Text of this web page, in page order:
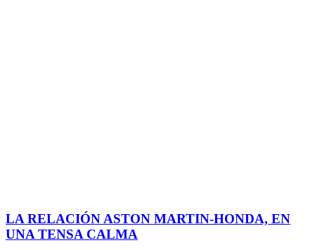
LA RELACIÓN ASTON MARTIN-HONDA, EN
UNA TENSA CALMA